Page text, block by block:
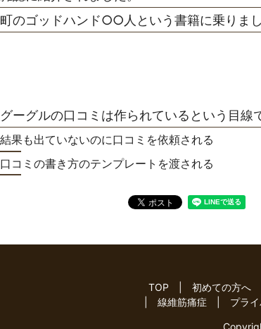
町のゴッドハンド○○人という書籍に乗りまし
グーグルの口コミは作られているという目線
結果も出ていないのに口コミを依頼される
口コミの書き方のテンプレートを渡される
TOP 初めての方へ
線維筋痛症
プラ